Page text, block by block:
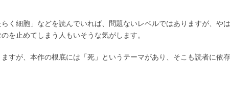
く細胞」などを読んでいれば、問題ないレベルではありますが、やは
を止めてしまう人もいそうな気がします。
すが、本作の根底には「死」というテーマがあり、そこも読者に依存